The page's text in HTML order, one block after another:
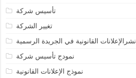
تأسيس شركة
تغيير الشركة
نشرالإعلانات القانونية في الجريدة الرسمية
نمودج تأسيس شركة
نموذج الإعلانات القانونية